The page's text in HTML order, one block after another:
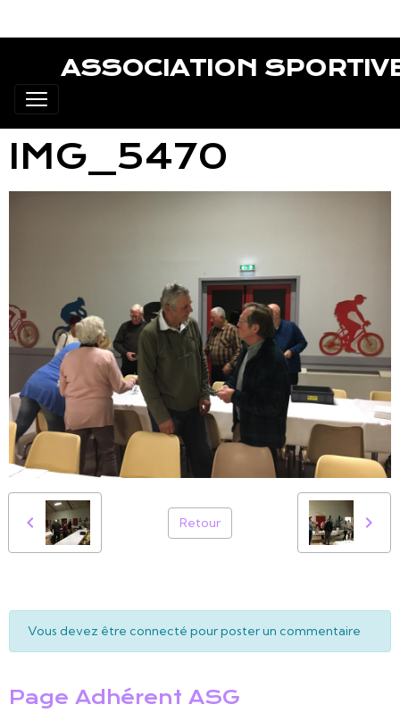
ASSOCIATION
IMG_5470
Retour
Vous devez être connecté pour poster un commentaire
Page Adhérent ASG